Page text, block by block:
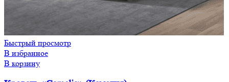
Быстрый просмотр
В избранное
В корзину